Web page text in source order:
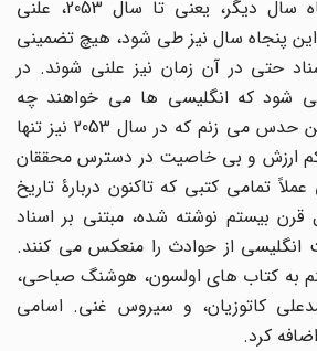
اعلام شده که تا پنجاه سال دیگر، یعنی تا سال 2053، علنی
پنجاه سال نیز طی شود، هیچ تضمینی
حتی در آن زمان نیز علنی شوند. در
شود که انگلیسی ها می خواهند چه
چیزی را پنهان کنند؟ من حدس می زنم که در سال 2053 نیز تنها
ارزش و بی خاصیت در دسترس محققان
تمامی کتبی که تاکنون دربارۀ تاریخ
بیستم نوشته شده، مبتنی بر اسناد
از حوادث را منعکس می کنند.
به کتاب های اولسون، هوشنگ صباحی،
کاتوزیان، و سیروس غنی. اسامی
کرد.